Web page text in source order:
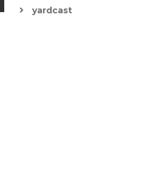
yardcast